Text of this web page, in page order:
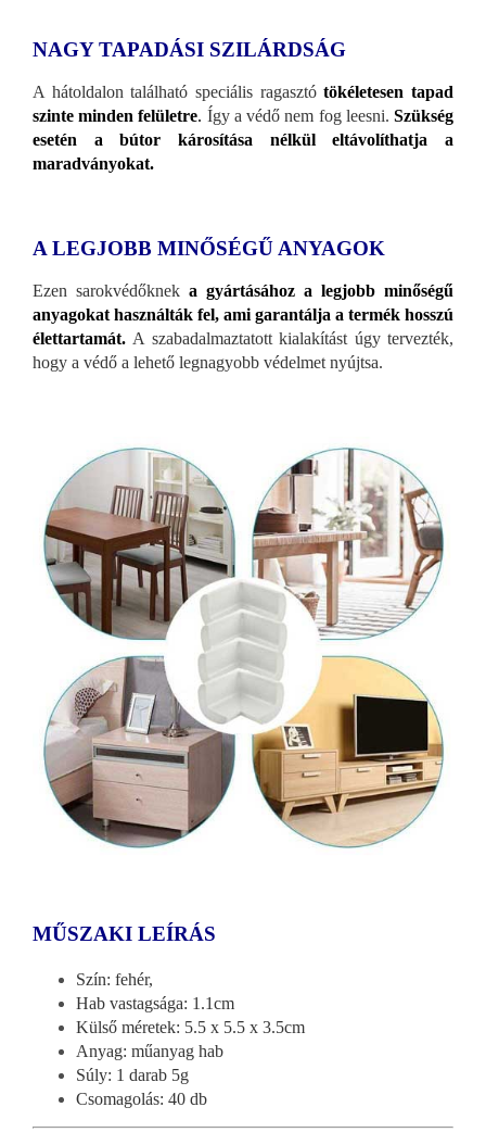
NAGY TAPADÁSI SZILÁRDSÁG
A hátoldalon található speciális ragasztótökéletesen tapad
szinte minden felületre. Így a védő nem fog leesni.Szükség
esetén a bútor károsítása nélkül eltávolíthatja a
maradványokat.
A LEGJOBB MINŐSÉGŰ ANYAGOK
Ezen sarokvédőknek a gyártásához a legjobb minőségű
anyagokat használták fel, ami garantálja a termék hosszú
élettartamát. A szabadalmaztatott kialakítást úgy tervezték,
hogy a védő a lehető legnagyobb védelmet nyújtsa.
MŰSZAKI LEÍRÁS
Szín: fehér,
Hab vastagsága: 1.1cm
Külső méretek: 5.5 x 5.5 x 3.5cm
Anyag: műanyag hab
Súly: 1 darab 5g
Csomagolás: 40 db